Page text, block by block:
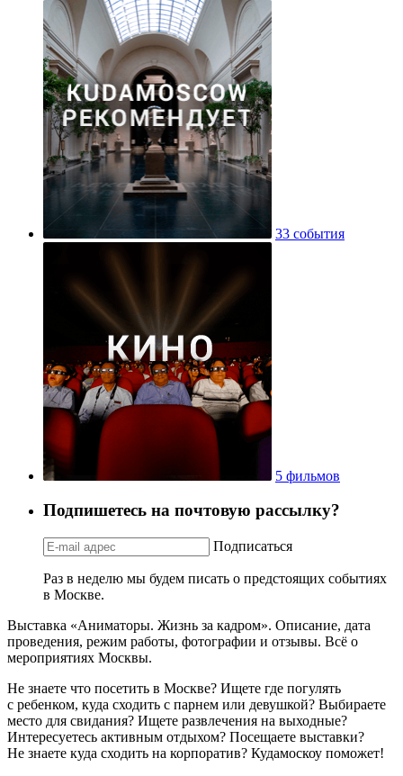
33 события
5 фильмов
Подпишетесь на почтовую рассылку?
Подписаться
Раз в неделю мы будем писать о предстоящих событиях
в Москве.
Выставка «Аниматоры. Жизнь за кадром». Описание, дата
проведения, режим работы, фотографии и отзывы. Всё о
мероприятиях Москвы.
Не знаете что посетить в Москве? Ищете где погулять
с ребенком, куда сходить с парнем или девушкой? Выбираете
место для свидания? Ищете развлечения на выходные?
Интересуетесь активным отдыхом? Посещаете выставки?
Не знаете куда сходить на корпоратив? Кудамоскоу поможет!